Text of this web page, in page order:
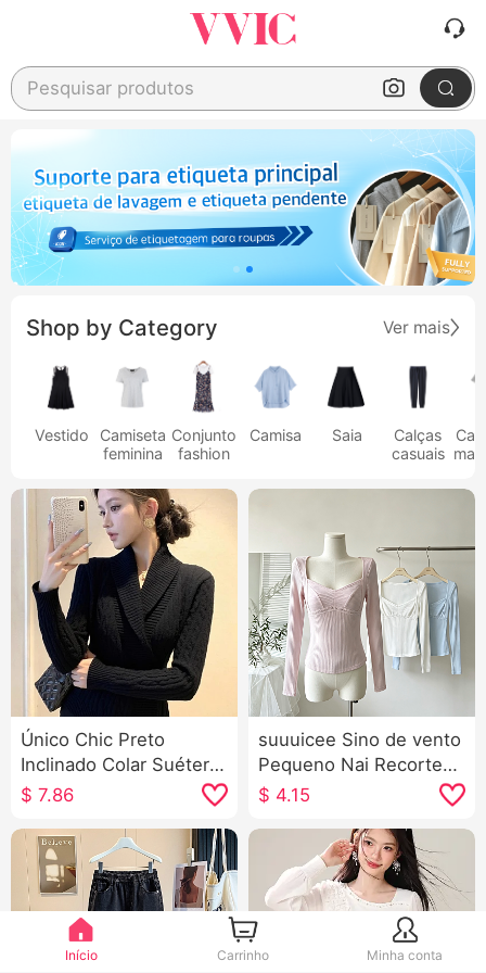
Pesquisar produtos
Shop by Category Ver mais
Vestido
Camiseta
feminina
Conjunto
fashion
Camisa Saia
Calças
casuais
Único Chic Preto
Inclinado Colar Suéter
de Malha Feminino
Ceroso Descontraído
Vento Gigante Boa
aparência Beliscar
Cintura Camisola de
fundo
$7.86
suuuicee Sino de vento
Pequeno Nai Recorte
vazado Ondulado
Renda Renda Generosa
Colar Manga longa
Camiseta Puro Desejo
Curto Top
$ 4.15
Início Carrinho Minha conta